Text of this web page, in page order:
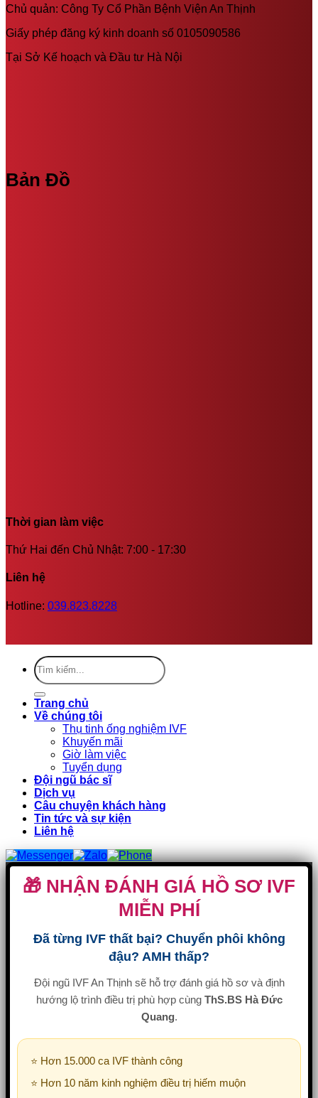
Chủ quản: Công Ty Cổ Phần Bệnh Viện An Thịnh
Giấy phép đăng ký kinh doanh số 0105090586
Tại Sở Kế hoạch và Đầu tư Hà Nội
Bản Đồ
Thời gian làm việc
Thứ Hai đến Chủ Nhật: 7:00 - 17:30
Liên hệ
Hotline: 039.823.8228
Trang chủ
Về chúng tôi
Thụ tinh ống nghiệm IVF
Khuyến mãi
Giờ làm việc
Tuyển dụng
Đội ngũ bác sĩ
Dịch vụ
Câu chuyện khách hàng
Tin tức và sự kiện
Liên hệ
🎁 NHẬN ĐÁNH GIÁ HỒ SƠ IVF
MIỄN PHÍ
Đã từng IVF thất bại? Chuyển phôi không
đậu? AMH thấp?
Đội ngũ IVF An Thịnh sẽ hỗ trợ đánh giá hồ sơ và định
hướng lộ trình điều trị phù hợp cùng ThS.BS Hà Đức
Quang.
⭐ Hơn 15.000 ca IVF thành công
⭐ Hơn 10 năm kinh nghiệm điều trị hiếm muộn